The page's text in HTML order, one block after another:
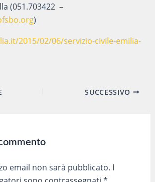
(051.703422 –
)
2015/02/06/servizio-civile-emilia-
SUCCESSIVO
email non sarà pubblicato. I